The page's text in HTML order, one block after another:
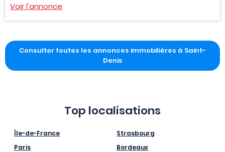
Voir l'annonce
Consulter toutes les annonces immobilières à Saint-
Denis
Top localisations
Île-de-France
Paris
Strasbourg
Bordeaux